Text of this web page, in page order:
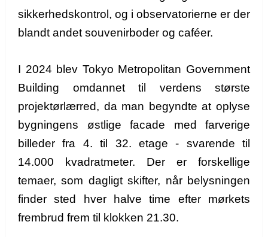
sikkerhedskontrol, og i observatorierne er der
blandt andet souvenirboder og caféer.
I 2024 blev Tokyo Metropolitan Government
Building omdannet til verdens største
projektørlærred, da man begyndte at oplyse
bygningens østlige facade med farverige
billeder fra 4. til 32. etage - svarende til
14.000 kvadratmeter. Der er forskellige
temaer, som dagligt skifter, når belysningen
finder sted hver halve time efter mørkets
frembrud frem til klokken 21.30.